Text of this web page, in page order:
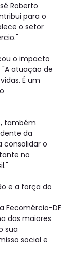
Roberto
para o
o setor
o impacto
"A atuação de
É um
também
da
consolidar o
no
e a força do
Fecomércio-DF
das maiores
sua
social e